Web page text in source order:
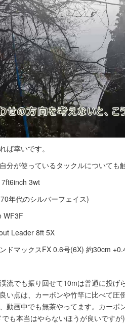
ば幸いです。
分が使っているタックルについても
3wt
年代のシルバーフェイス)
WF3F
Leader 8ft 5X
ドマックスFX 0.6号(6X) 約30cm
流でも振り回せて10mは普通に投げ
い点は、カーボンや竹竿に比べて圧
動画中でも無茶やってます。カーボ
も本当はやらないほうが良いですが)